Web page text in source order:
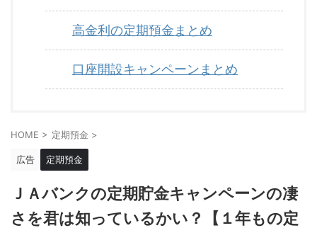
高金利の定期預金まとめ
口座開設キャンペーンまとめ
HOME > 定期預金 >
広告 定期預金
ＪＡバンクの定期貯金キャンペーンの凄
さを君は知っているかい？【１年もの定